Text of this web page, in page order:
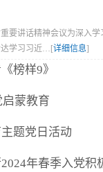
要讲话精神会议为深入
达学习习近…[详细信息]
榜样9》
蒙教育
题党日活动